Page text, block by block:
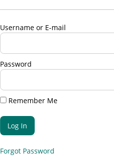
Username or E-mail
Password
Remember Me
Forgot Password